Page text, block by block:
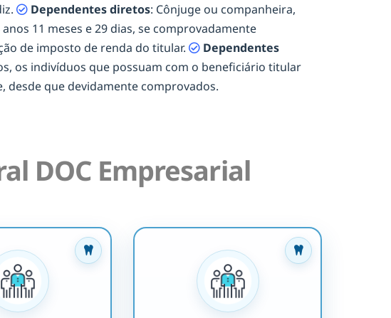
Dependentes diretos: Cônjuge ou companheira,
11 meses e 29 dias, se comprovadamente
de imposto de renda do titular.
Dependentes
os indivíduos que possuam com o beneficiário titular
desde que devidamente comprovados.
DOC Empresarial